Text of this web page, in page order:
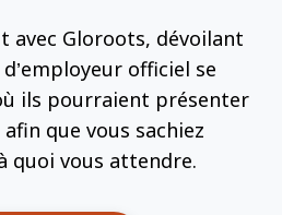
avec Gloroots, dévoilant
officiel se
ils pourraient présenter
que vous sachiez
quoi vous attendre.